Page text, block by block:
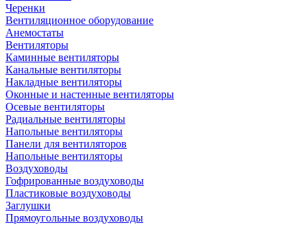
Черенки
Вентиляционное оборудование
Анемостаты
Вентиляторы
Каминные вентиляторы
Канальные вентиляторы
Накладные вентиляторы
Оконные и настенные вентиляторы
Осевые вентиляторы
Радиальные вентиляторы
Напольные вентиляторы
Панели для вентиляторов
Напольные вентиляторы
Воздуховоды
Гофрированные воздуховоды
Пластиковые воздуховоды
Заглушки
Прямоугольные воздуховоды